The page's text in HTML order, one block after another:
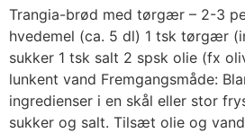
Trangia-brød med tørgær – 2-3
hvedemel (ca. 5 dl) 1 tsk tørgær
sukker 1 tsk salt 2 spsk olie (fx
lunkent vand Fremgangsmåde:
ingredienser i en skål eller stor
sukker og salt. Tilsæt olie og